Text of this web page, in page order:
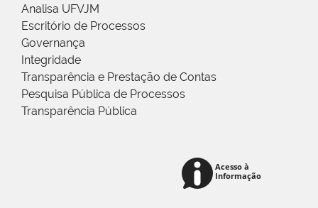
Analisa UFVJM
Escritório de Processos
Governança
Integridade
Transparência e Prestação de Contas
Pesquisa Pública de Processos
Transparência Pública